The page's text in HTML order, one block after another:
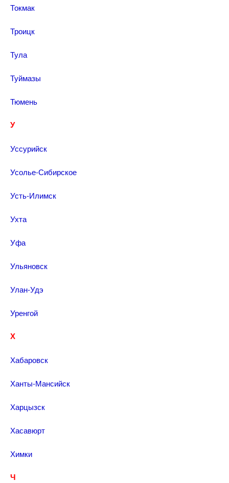
Токмак
Троицк
Тула
Туймазы
Тюмень
У
Уссурийск
Усолье-Сибирское
Усть-Илимск
Ухта
Уфа
Ульяновск
Улан-Удэ
Уренгой
Х
Хабаровск
Ханты-Мансийск
Харцызск
Хасавюрт
Химки
Ч